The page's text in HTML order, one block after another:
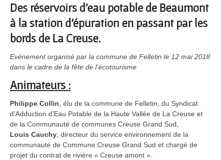
Des réservoirs d’eau potable de Beaumont
à la station d’épuration en passant par les
bords de La Creuse.
Evénement organisé par la commune de Felletin le 12 mai 2018
dans le cadre de la fête de l’écotourisme
Animateurs :
Philippe Collin, élu de la commune de Felletin, du Syndicat
d’Adduction d’Eau Potable de la Haute Vallée de La Creuse et
de la Communauté de communes Creuse Grand Sud,
Louis Cauchy, directeur du service environnement de la
communauté de Commune Creuse Grand Sud et chargé de
projet du contrat de rivière « Creuse amont ».